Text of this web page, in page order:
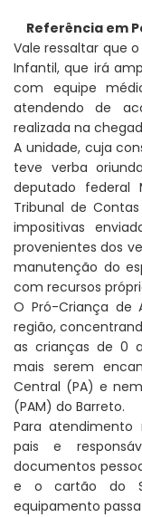
Referência em
Vale ressaltar que
Infantil, que irá
com equipe
atendendo de
realizada na
A unidade, cuja
teve verba
deputado federal
Tribunal de
impositivas
provenientes dos
manutenção do
com recursos
O Pró-Criança de
região,
as crianças de 0
mais serem
Central (PA) e
(PAM) do Barreto.
Para atendimento
pais e
documentos
e o cartão do
equipamento